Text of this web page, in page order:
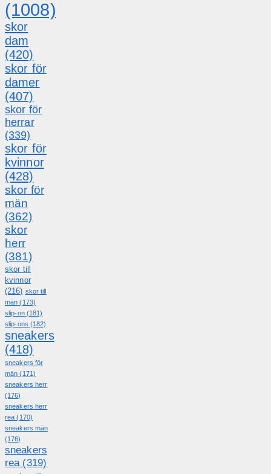
(1008)
skor
dam
(420)
skor för
damer
(407)
skor för
herrar
(339)
skor för
kvinnor
(428)
skor för
män
(362)
skor
herr
(381)
skor till
kvinnor
(216) skor till
män (173)
slip-on(181)
slip-ons (182)
sneakers
(418)
sneakers för
män (171)
sneakers herr
(176)
sneakers herr
rea (170)
sneakers män
(176)
sneakers
rea (319)